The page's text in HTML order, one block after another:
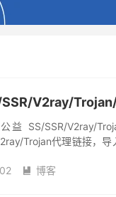
SSR/V2ray/
益 SS/SSR/V2ray/
Trojan代理链接，
 博客